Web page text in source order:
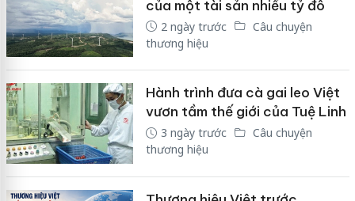
của một tài sản nhiều tỷ đô
2 ngày trước
Câu chuyện
thương hiệu
Hành trình đưa cà gai leo Việt
vươn tầm thế giới của Tuệ Linh
3 ngày trước
Câu chuyện
thương hiệu